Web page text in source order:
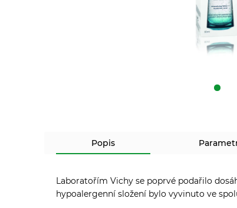
Popis
Laboratořím Vichy se poprvé podařilo
hypoalergenní složení bylo vyvinuto ve